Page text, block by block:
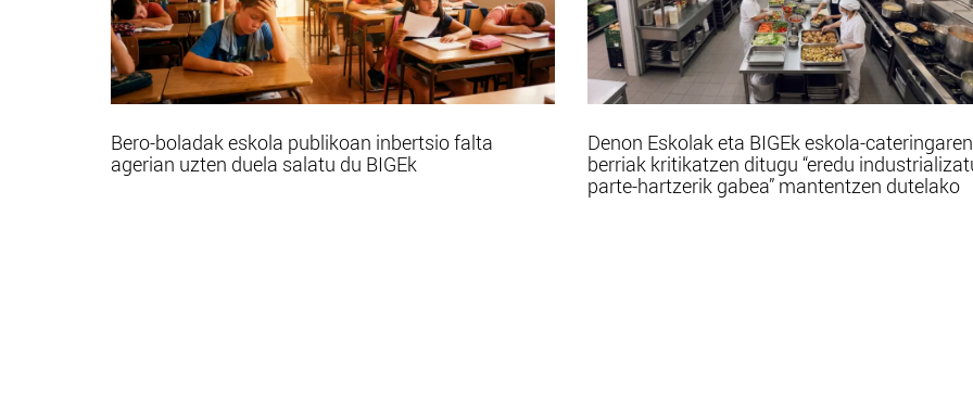
Bero-boladak eskola publikoan inbertsio falta
agerian uzten duela salatu du BIGEk
Denon Eskolak eta BIGEk eskola-
berriak kritikatzen ditugu “eredu
parte-hartzerik gabea” mantentzen dutelako